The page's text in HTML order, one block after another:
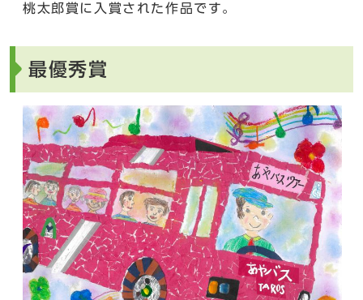
桃太郎賞に入賞された作品です。
最優秀賞